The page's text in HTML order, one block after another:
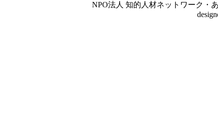
NPO法人 知的人材ネットワーク・